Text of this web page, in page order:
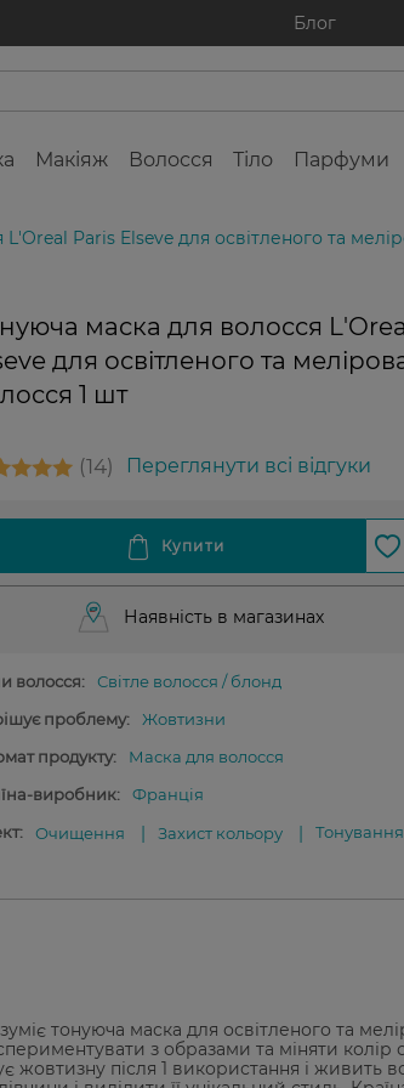
Блог
Макіяж Волосся Тіло Парфуми
Paris Elseve для освітленого та
маска для волосся
для освітленого та
1 шт
14 Переглянути всі відгуки
Наявність в магазинах
волосся:
Світле волосся / блонд
проблему:
Жовтизни
продукту:
Маска для волосся
виробник:
Франція
Очищення Захист кольору Тонування
тонуюча маска для освітленого та
з образами та міняти колір
жовтизну після 1 використання і живить